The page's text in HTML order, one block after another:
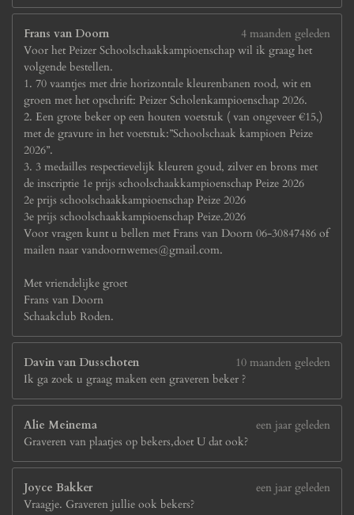
Frans van Doorn
4 maanden geleden
Voor het Peizer Schoolschaakkampioenschap wil ik graag het
volgende bestellen.
1. 70 vaantjes met drie horizontale kleurenbanen rood, wit en
groen met het opschrift: Peizer Scholenkampioenschap 2026.
2. Een grote beker op een houten voetstuk ( van ongeveer €15,)
met de gravure in het voetstuk:”Schoolschaak kampioen Peize
2026”.
3. 3 medailles respectievelijk kleuren goud, zilver en brons met
de inscriptie 1e prijs schoolschaakkampioenschap Peize 2026
2e prijs schoolschaakkampioenschap Peize 2026
3e prijs schoolschaakkampioenschap Peize.2026
Voor vragen kunt u bellen met Frans van Doorn 06-30847486 of
mailen naar vandoornwemes@gmail.com.
Met vriendelijke groet
Frans van Doorn
Schaakclub Roden.
Davin van Dusschoten
10 maanden geleden
Ik ga zoek u graag maken een graveren beker ?
Alie Meinema
een jaar geleden
Graveren van plaatjes op bekers,doet U dat ook?
Joyce Bakker
een jaar geleden
Vraagje. Graveren jullie ook bekers?